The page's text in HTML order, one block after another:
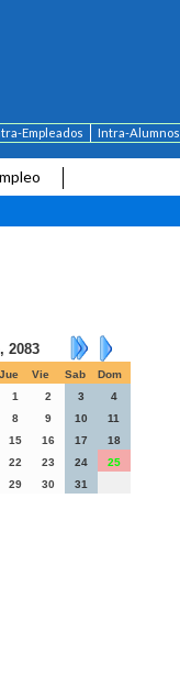
Empleados Intra-Alumnos
2083
Jue Vie Sab
Dom
1
2 3
4
8 9 10
11
15 16 17
18
22 23 24
25
29 30 31